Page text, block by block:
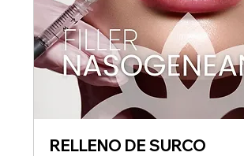
RELLENO DE SURCO